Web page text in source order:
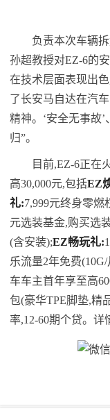
负责本次车辆
孙超教授对EZ-6的
在技术层面表现出
了长安马自达在汽
精神。‘安全无事故
归”。
目前,EZ-6正在
高30,000元,包括EZ
礼:7,999元终身零燃
元选装基金,购买选
(含安装);EZ畅玩礼:
乐流量2年免费(10G/
车车主首年享至高
包(豪华TPE脚垫,精
率,12-60期个贷。详